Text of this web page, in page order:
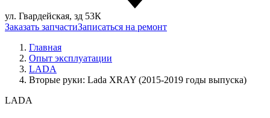
ул. Гвардейская, зд 53К
Заказать запчастиЗаписаться на ремонт
Главная
Опыт эксплуатации
LADA
Вторые руки: Lada XRAY (2015-2019 годы выпуска)
LADA